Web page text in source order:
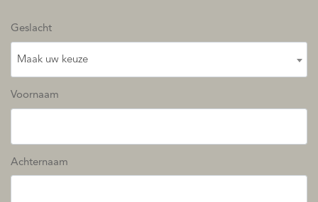
Geslacht
Maak uw keuze
Voornaam
Achternaam